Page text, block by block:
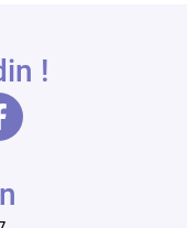
!